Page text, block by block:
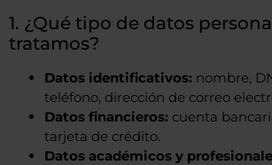
1. ¿Qué tipo de datos
tratamos?
Datos identificativos: nombre,
teléfono, dirección de correo
Datos financieros: cuenta
tarjeta de crédito.
Datos académicos y